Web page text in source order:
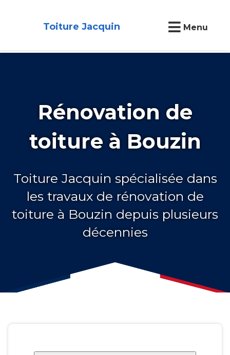
Toiture Jacquin Menu
Rénovation de
toiture à Bouzin
Toiture Jacquin spécialisée dans
les travaux de rénovation de
toiture à Bouzin depuis plusieurs
décennies